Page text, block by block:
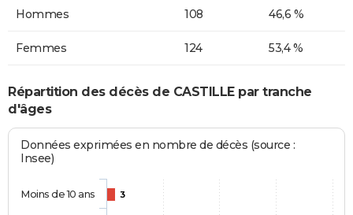
Hommes 108 46,6 %
Femmes 124 53,4 %
Répartition des décès de CASTILLE par tranche
d'âges
Données exprimées en nombre de décès (source :
Insee)
3
Moins de 10 ans